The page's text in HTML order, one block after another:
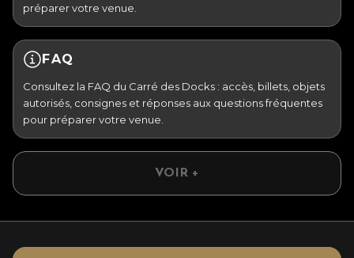
préparer votre venue.
FAQ
Consultez la FAQ du Carré des Docks : accès, billets, objets
autorisés, consignes et réponses aux questions fréquentes
pour préparer votre venue.
VOIR +